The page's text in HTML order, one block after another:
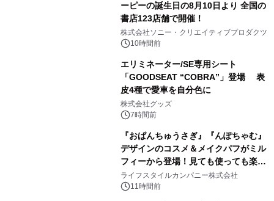
ーピーの誕生日の8月10日より 全国の
書店123店舗で開催！
株式会社ソニー・クリエイティブプロダクツ
10時間前
エリミネーター/SE専用シート
「GOODSEAT “COBRA”」登場 表
皮4種で愛車を自分色に
株式会社グッズ
7時間前
『おぱんちゅうさぎ』『んぽちゃむ』
デザインのコスメ＆メイクパフがミル
フィーから登場！見ても使っても楽し
い、ポップでキュートなコレクショ
ン。
ライフスタイルカンパニー株式会社
11時間前